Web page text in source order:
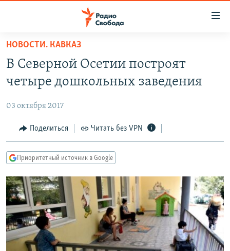
упрощенного
доступа
основному
Вернутся
главной
навигации
Вернутся
поиску
ПОДКАСТЫ
АВТОРСКИЕ ПРОЕКТЫ
ЦИТАТЫ СВОБОДЫ
МНЕНИЯ
IDEL.РЕАЛИИ
КАВКАЗ.РЕАЛИИ
СЕВЕР.РЕАЛИИ
СИБИРЬ.РЕАЛИИ
РАСПИСАНИЕ ВЕЩАНИЯ
НОВОСТИ. КАВКАЗ
В Северной Осетии построят
четыре дошкольных заведения
03 октября 2017
Поделиться Читать без VPN
Приоритетный источник в Google